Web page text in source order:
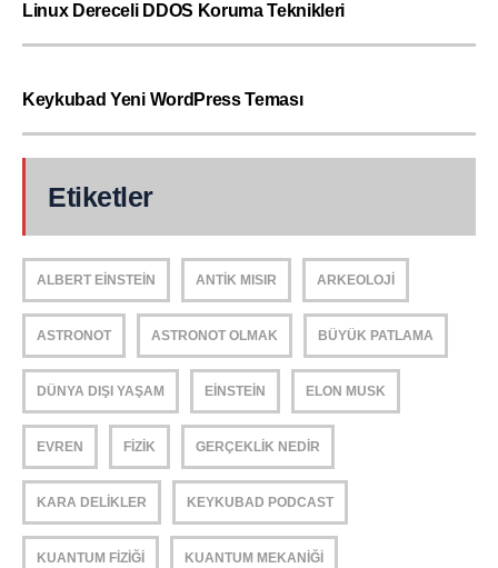
Linux Dereceli DDOS Koruma Teknikleri
Keykubad Yeni WordPress Teması
Etiketler
ALBERT EINSTEIN ANTIK MISIR ARKEOLOJI
ASTRONOT ASTRONOT OLMAK BÜYÜK PATLAMA
DÜNYA DIŞI YAŞAM EINSTEIN ELON MUSK
EVREN FIZIK GERÇEKLIK NEDIR
KARA DELIKLER KEYKUBAD PODCAST
KUANTUM FIZIĞI KUANTUM MEKANIĞI